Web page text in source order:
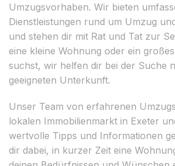
Umzugsvorhaben. Wir bieten
Dienstleistungen rund um Umzug
und stehen dir mit Rat und Tat zur
eine kleine Wohnung oder ein
suchst, wir helfen dir bei der Suche
geeigneten Unterkunft.
Unser Team von erfahrenen
lokalen Immobilienmarkt in Exeter
wertvolle Tipps und Informationen
dir dabei, in kurzer Zeit eine